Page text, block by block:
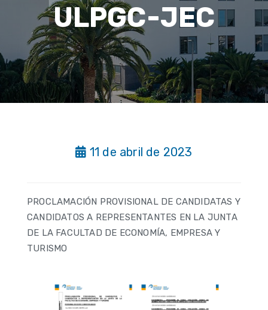
ULPGC-JEC
11 de abril de 2023
PROCLAMACIÓN PROVISIONAL DE CANDIDATAS Y
CANDIDATOS A REPRESENTANTES EN LA JUNTA
DE LA FACULTAD DE ECONOMÍA, EMPRESA Y
TURISMO